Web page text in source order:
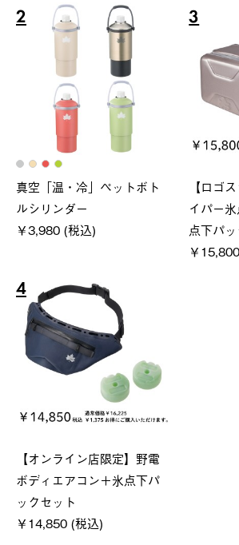
2
真空「温・冷」ペットボト
ルシリンダー
￥3,980 (税込)
3
【ロゴ
イパー
点下パ
￥
4
【オンライン店限定】野電
ボディエアコン＋氷点下パ
ックセット
￥14,850 (税込)